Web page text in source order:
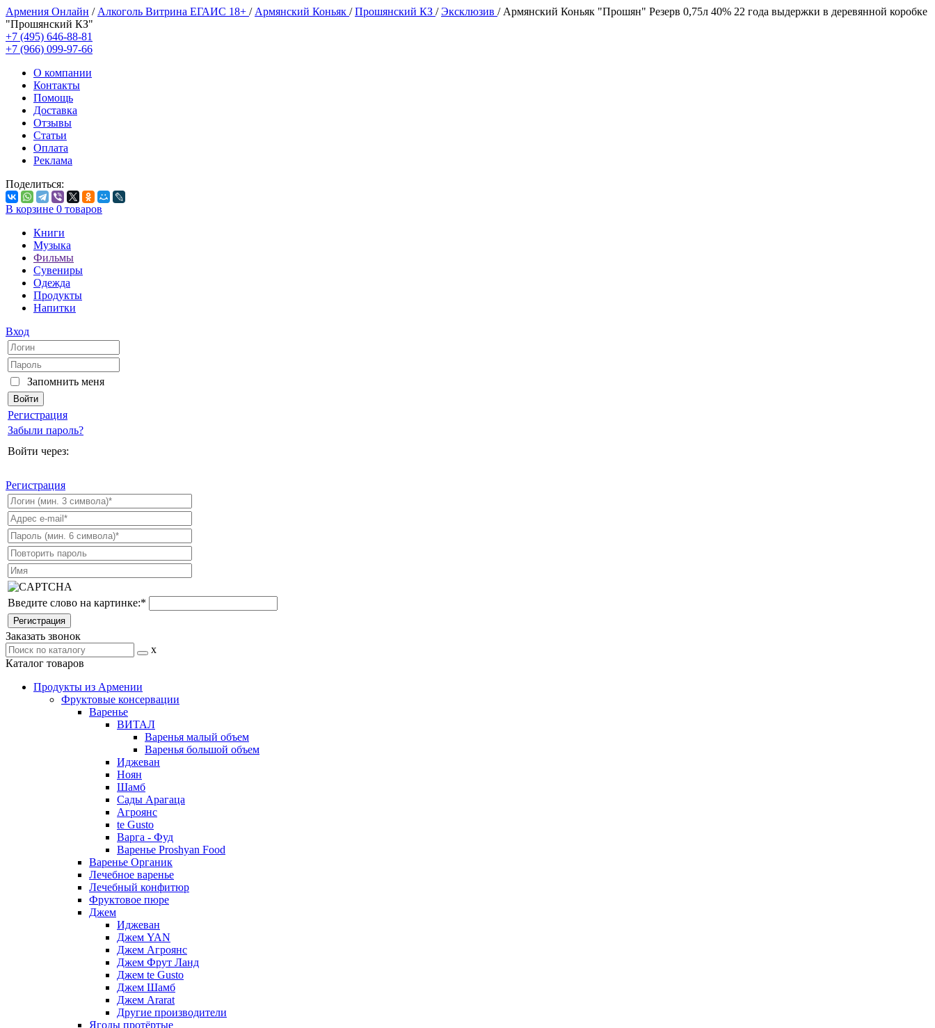
Армения Онлайн / Алкоголь Витрина ЕГАИС 18+ / Армянский Коньяк /Прошянский КЗ /Эксклюзив / Армянский Коньяк "Прошян" Резерв 0,75л 40% 22 года выдержки в деревянной коробке
"Прошянский КЗ"
+7 (495) 646-88-81
+7 (966) 099-97-66
О компании
Контакты
Помощь
Доставка
Отзывы
Статьи
Оплата
Реклама
Поделиться:
В корзине 0 товаров
Книги
Музыка
Фильмы
Сувениры
Одежда
Продукты
Напитки
Вход
Запомнить меня
Регистрация
Забыли пароль?
Войти через:
Регистрация
Введите слово на картинке:*
Заказать звонок
x
Каталог товаров
Продукты из Армении
Фруктовые консервации
Варенье
ВИТАЛ
Варенья малый объем
Варенья большой объем
Иджеван
Ноян
Шамб
Сады Арагаца
Агроянс
te Gusto
Варга - Фуд
Варенье Proshyan Food
Варенье Органик
Лечебное варенье
Лечебный конфитюр
Фруктовое пюре
Джем
Иджеван
Джем YAN
Джем Агроянс
Джем Фрут Ланд
Джем te Gusto
Джем Шамб
Джем Ararat
Другие производители
Ягоды протёртые